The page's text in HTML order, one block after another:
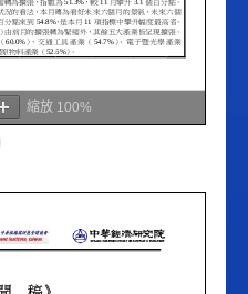
縮放 100%